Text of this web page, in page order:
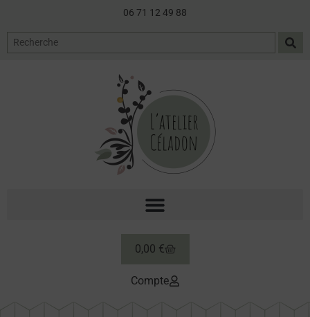
06 71 12 49 88
0,00 €
Compte